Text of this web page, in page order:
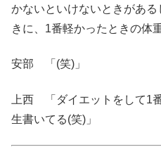
かないといけないときがあ
きに、1番軽かったときの体
安部 「(笑)」
上西 「ダイエットをして1
生書いてる(笑)」